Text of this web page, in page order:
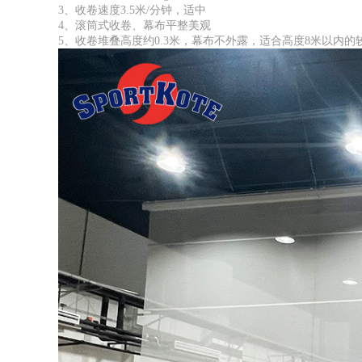
3、收卷速度3.5米/分钟，适中
4、滚筒式收卷、幕布平整美观
5、收卷堆叠高度约0.3米，幕布不外露，适合高度8米以内的